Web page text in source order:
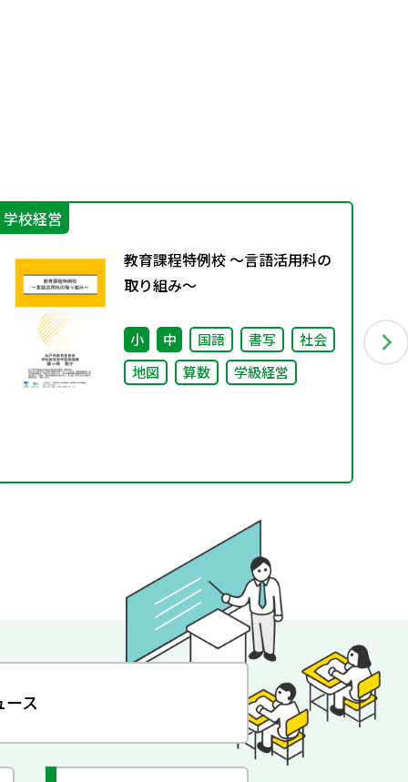
学校経営
教育課程特例校 ～言語活用科の
取り組み～
小 中 国語 書写
社会
地図
算数 学級経営
ース